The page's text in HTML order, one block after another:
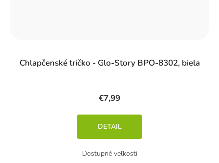
Chlapčenské tričko - Glo-Story BPO-8302, biela
€7,99
DETAIL